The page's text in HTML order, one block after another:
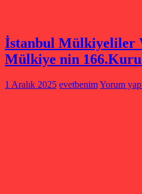
İstanbul Mülkiyeliler
Mülkiye nin
1 Aralık 2025 evetbenimYorum